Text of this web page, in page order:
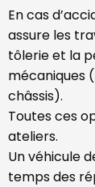
En cas
assure les
tôlerie et la
mécaniques
châssis).
Toutes ces
ateliers.
Un véhicule
temps des